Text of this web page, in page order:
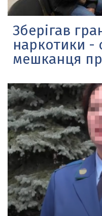
Зберігав
наркотики -
мешканця